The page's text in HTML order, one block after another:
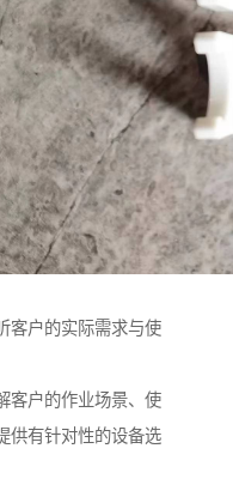
客户的实际需求与使
客户的作业场景、使
供有针对性的设备选